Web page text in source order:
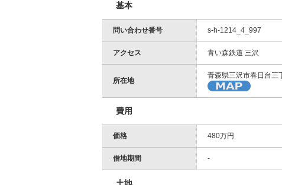
基本
問い合わせ番号 s-h-1214_4_997
アクセス 青い森鉄道 三沢
所在地
青森県三沢市春日台三
費用
価格 480万円
借地期間 -